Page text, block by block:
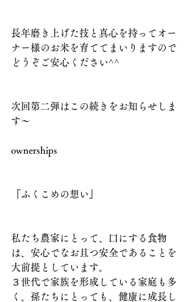
長年磨き上げた技と真心を持ってオー
ナー様のお米を育ててまいりますので
どうぞご安心ください^^
次回第二弾はこの続きをお知らせしま
す～
ownerships
『ふくこめの想い』
私たち農家にとって、口にする食物
は、安心でなお且つ安全であることを
大前提としています。
３世代で家族を形成している家庭も多
く、孫たちにとっても、健康に成長し